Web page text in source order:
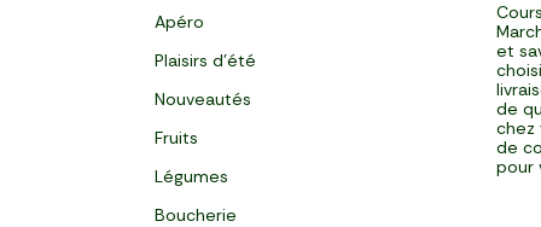
Apéro
Plaisirs d'été
Nouveautés
Fruits
Légumes
Boucherie
et
de
chez
de
pour